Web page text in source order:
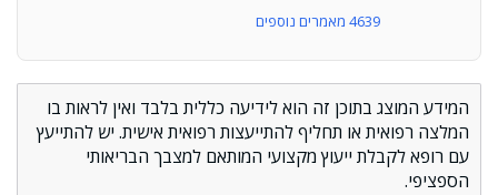
4639 מאמרים נוספים
המידע המוצג בתוכן זה הוא לידיעה כללית בלבד ואין לראות בו
המלצה רפואית או תחליף להתייעצות רפואית אישית. יש להתייעץ
עם רופא לקבלת ייעוץ מקצועי המותאם למצבך הבריאותי
הספציפי.